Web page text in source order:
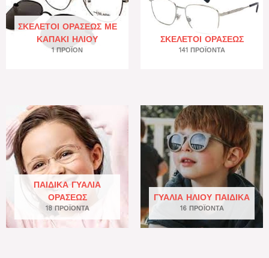
ΣΚΕΛΕΤΟΊ ΟΡΆΣΕΩΣ ΜΕ
ΚΑΠΆΚΙ ΗΛΊΟΥ
1 ΠΡΟΪΌΝ
ΣΚΕΛΕΤΟΊ ΟΡΆΣΕΩΣ
141 ΠΡΟΪΌΝΤΑ
ΠΑΙΔΙΚΆ ΓΥΑΛΙΆ
ΟΡΆΣΕΩΣ
18 ΠΡΟΪΌΝΤΑ
ΓΥΑΛΙΆ ΗΛΊΟΥ ΠΑΙΔΙΚΆ
16 ΠΡΟΪΌΝΤΑ